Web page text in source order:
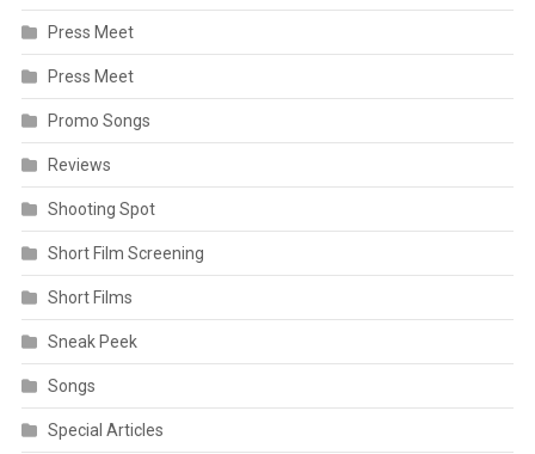
Press Meet
Press Meet
Promo Songs
Reviews
Shooting Spot
Short Film Screening
Short Films
Sneak Peek
Songs
Special Articles